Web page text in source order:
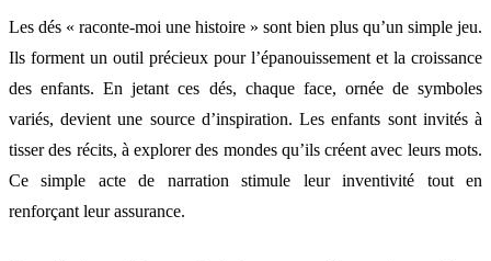
Les dés « raconte-moi une histoire » sont bien plus qu’un simple jeu.
Ils forment un outil précieux pour l’épanouissement et la croissance
des enfants. En jetant ces dés, chaque face, ornée de symboles
variés, devient une source d’inspiration. Les enfants sont invités à
tisser des récits, à explorer des mondes qu’ils créent avec leurs mots.
Ce simple acte de narration stimule leur inventivité tout en
renforçant leur assurance.